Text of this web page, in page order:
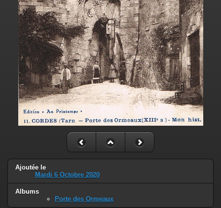
Ajoutée le
Mardi 6 Octobre 2020
Albums
Porte des Ormeaux